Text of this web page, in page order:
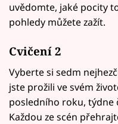
uvědomte, jaké pocity
pohledy můžete zažít.
Cvičení 2
Vyberte si sedm
jste prožili ve svém
posledního roku, týdne
Každou ze scén